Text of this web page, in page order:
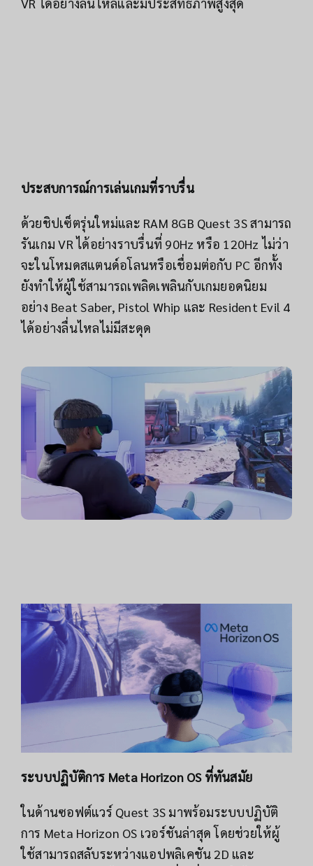
ประสบการณ์การเล่นเกมที่ราบรื่น
ด้วยชิปเซ็ตรุ่นใหม่และ RAM 8GB Quest 3S สามารถ
รันเกม VR ได้อย่างราบรื่นที่ 90Hz หรือ 120Hz ไม่ว่า
จะในโหมดสแตนด์อโลนหรือเชื่อมต่อกับ PC อีกทั้ง
ยังทำให้ผู้ใช้สามารถเพลิดเพลินกับเกมยอดนิยม
อย่าง Beat Saber, Pistol Whip และ Resident Evil 4
ได้อย่างลื่นไหลไม่มีสะดุด
ระบบปฏิบัติการ Meta Horizon OS ที่ทันสมัย
ในด้านซอฟต์แวร์ Quest 3S มาพร้อมระบบปฏิบัติ
การ Meta Horizon OS เวอร์ชันล่าสุด โดยช่วยให้ผู้
ใช้สามารถสลับระหว่างแอปพลิเคชัน 2D และ